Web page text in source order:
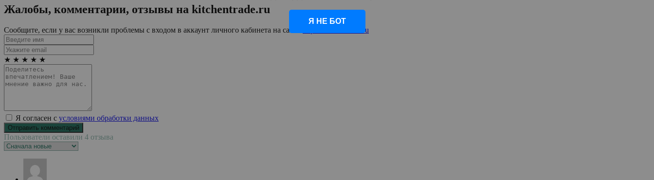
Жалобы, комментарии, отзывы на kitchentrade.ru
Сообщите, если у вас возникли проблемы с входом в аккаунт личного кабинета на сайте https://kitchentrade.ru
★ ★ ★ ★ ★
Я согласен с условиями обработки данных
Пользователи оставили 4 отзыва
Я НЕ БОТ